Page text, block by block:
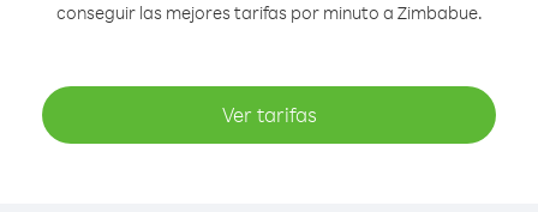
conseguir las mejores tarifas por minuto a Zimbabue.
Ver tarifas